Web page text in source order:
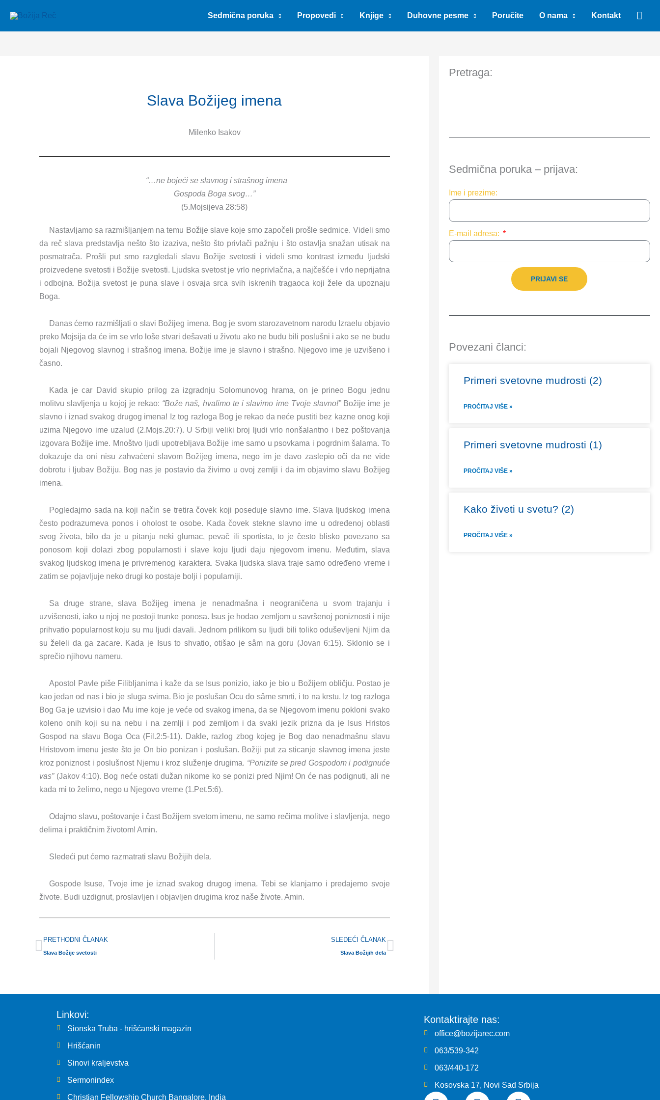
content
Sedmična poruka Propovedi Knjige Duhovne pesme Poručite O nama Kontakt
Slava Božijeg imena
Milenko Isakov
“…ne bojeći se slavnog i strašnog imena
Gospoda Boga svog…”
(5.Mojsijeva 28:58)
Nastavljamo sa razmišljanjem na temu Božije slave koje smo započeli prošle sedmice. Videli smo
da reč slava predstavlja nešto što izaziva, nešto što privlači pažnju i što ostavlja snažan utisak na
posmatrača. Prošli put smo razgledali slavu Božije svetosti i videli smo kontrast između ljudski
proizvedene svetosti i Božije svetosti. Ljudska svetost je vrlo neprivlačna, a najčešće i vrlo neprijatna
i odbojna. Božija svetost je puna slave i osvaja srca svih iskrenih tragaoca koji žele da upoznaju
Boga.
Danas ćemo razmišljati o slavi Božijeg imena. Bog je svom starozavetnom narodu Izraelu objavio
preko Mojsija da će im se vrlo loše stvari dešavati u životu ako ne budu bili poslušni i ako se ne budu
bojali Njegovog slavnog i strašnog imena. Božije ime je slavno i strašno. Njegovo ime je uzvišeno i
časno.
Kada je car David skupio prilog za izgradnju Solomunovog hrama, on je prineo Bogu jednu
molitvu slavljenja u kojoj je rekao: “Bože naš, hvalimo te i slavimo ime Tvoje slavno!”Božije ime je
slavno i iznad svakog drugog imena! Iz tog razloga Bog je rekao da neće pustiti bez kazne onog koji
uzima Njegovo ime uzalud (2.Mojs.20:7). U Srbiji veliki broj ljudi vrlo nonšalantno i bez poštovanja
izgovara Božije ime. Mnoštvo ljudi upotrebljava Božije ime samo u psovkama i pogrdnim šalama. To
dokazuje da oni nisu zahvaćeni slavom Božijeg imena, nego im je đavo zaslepio oči da ne vide
dobrotu i ljubav Božiju. Bog nas je postavio da živimo u ovoj zemlji i da im objavimo slavu Božijeg
imena.
Pogledajmo sada na koji način se tretira čovek koji poseduje slavno ime. Slava ljudskog imena
često podrazumeva ponos i oholost te osobe. Kada čovek stekne slavno ime u određenoj oblasti
svog života, bilo da je u pitanju neki glumac, pevač ili sportista, to je često blisko povezano sa
ponosom koji dolazi zbog popularnosti i slave koju ljudi daju njegovom imenu. Međutim, slava
svakog ljudskog imena je privremenog karaktera. Svaka ljudska slava traje samo određeno vreme i
zatim se pojavljuje neko drugi ko postaje bolji i popularniji.
Sa druge strane, slava Božijeg imena je nenadmašna i neograničena u svom trajanju i
uzvišenosti, iako u njoj ne postoji trunke ponosa. Isus je hodao zemljom u savršenoj poniznosti i nije
prihvatio popularnost koju su mu ljudi davali. Jednom prilikom su ljudi bili toliko oduševljeni Njim da
su želeli da ga zacare. Kada je Isus to shvatio, otišao je sâm na goru (Jovan 6:15). Sklonio se i
sprečio njihovu nameru.
Apostol Pavle piše Filibljanima i kaže da se Isus ponizio, iako je bio u Božijem obličju. Postao je
kao jedan od nas i bio je sluga svima. Bio je poslušan Ocu do sâme smrti, i to na krstu. Iz tog razloga
Bog Ga je uzvisio i dao Mu ime koje je veće od svakog imena, da se Njegovom imenu pokloni svako
koleno onih koji su na nebu i na zemlji i pod zemljom i da svaki jezik prizna da je Isus Hristos
Gospod na slavu Boga Oca (Fil.2:5-11). Dakle, razlog zbog kojeg je Bog dao nenadmašnu slavu
Hristovom imenu jeste što je On bio ponizan i poslušan. Božiji put za sticanje slavnog imena jeste
kroz poniznost i poslušnost Njemu i kroz služenje drugima. “Ponizite se pred Gospodom i podignuće
vas”(Jakov 4:10). Bog neće ostati dužan nikome ko se ponizi pred Njim! On će nas podignuti, ali ne
kada mi to želimo, nego u Njegovo vreme (1.Pet.5:6).
Odajmo slavu, poštovanje i čast Božijem svetom imenu, ne samo rečima molitve i slavljenja, nego
delima i praktičnim životom! Amin.
Sledeći put ćemo razmatrati slavu Božijih dela.
Gospode Isuse, Tvoje ime je iznad svakog drugog imena. Tebi se klanjamo i predajemo svoje
živote. Budi uzdignut, proslavljen i objavljen drugima kroz naše živote. Amin.
Prev
PRETHODNI ČLANAK
Slava Božije svetosti
SLEDEĆI ČLANAK
Slava Božijih dela
Next
Pretraga:
Sedmična poruka – prijava:
Ime i prezime:
E-mail adresa:
PRIJAVI SE
Povezani članci:
Primeri svetovne mudrosti (2)
PROČITAJ VIŠE »
Primeri svetovne mudrosti (1)
PROČITAJ VIŠE »
Kako živeti u svetu? (2)
PROČITAJ VIŠE »
Linkovi:
Sionska Truba - hrišćanski magazin
Hrišćanin
Sinovi kraljevstva
Sermonindex
Christian Fellowship Church Bangalore, India
Kontaktirajte nas:
office@bozijarec.com
063/539-342
063/440-172
Kosovska 17, Novi Sad Srbija
F I Y